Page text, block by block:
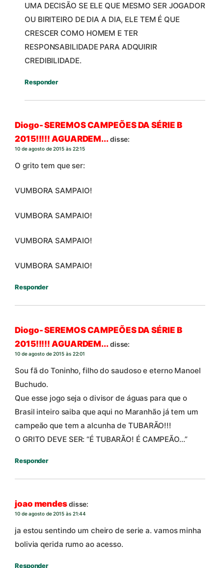
UMA DECISÃO SE ELE QUE MESMO SER JOGADOR
OU BIRITEIRO DE DIA A DIA, ELE TEM É QUE
CRESCER COMO HOMEM E TER
RESPONSABILIDADE PARA ADQUIRIR
CREDIBILIDADE.
Responder
Diogo- SEREMOS CAMPEÕES DA SÉRIE B
2015!!!!! AGUARDEM...disse:
10 de agosto de 2015 às 22:15
O grito tem que ser:
VUMBORA SAMPAIO!
VUMBORA SAMPAIO!
VUMBORA SAMPAIO!
VUMBORA SAMPAIO!
Responder
Diogo- SEREMOS CAMPEÕES DA SÉRIE B
2015!!!!! AGUARDEM...disse:
10 de agosto de 2015 às 22:01
Sou fã do Toninho, filho do saudoso e eterno Manoel
Buchudo.
Que esse jogo seja o divisor de águas para que o
Brasil inteiro saiba que aqui no Maranhão já tem um
campeão que tem a alcunha de TUBARÃO!!!
O GRITO DEVE SER: “É TUBARÃO! É CAMPEÃO…”
Responder
joao mendesdisse:
10 de agosto de 2015 às 21:44
ja estou sentindo um cheiro de serie a. vamos minha
bolivia qerida rumo ao acesso.
Responder